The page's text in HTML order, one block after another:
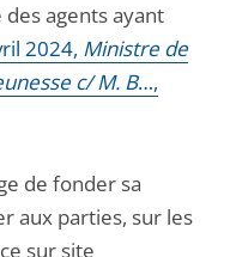
agents ayant
2024, Ministre de
c/ M. B…,
de fonder sa
aux parties, sur les
sur site